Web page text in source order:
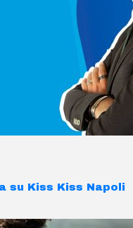
su Kiss Kiss Napoli